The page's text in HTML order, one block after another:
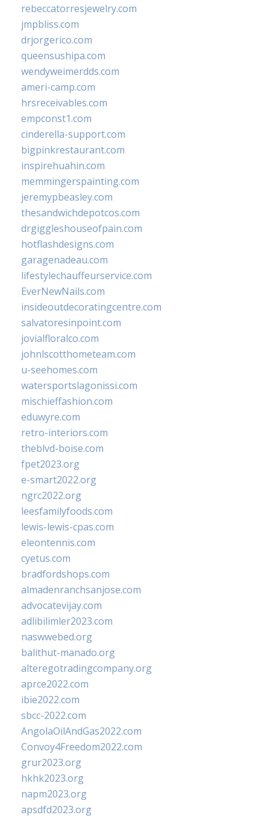
rebeccatorresjewelry.com
jmpbliss.com
drjorgerico.com
queensushipa.com
wendyweimerdds.com
ameri-camp.com
hrsreceivables.com
empconst1.com
cinderella-support.com
bigpinkrestaurant.com
inspirehuahin.com
memmingerspainting.com
jeremypbeasley.com
thesandwichdepotcos.com
drgiggleshouseofpain.com
hotflashdesigns.com
garagenadeau.com
lifestylechauffeurservice.com
EverNewNails.com
insideoutdecoratingcentre.com
salvatoresinpoint.com
jovialfloralco.com
johnlscotthometeam.com
u-seehomes.com
watersportslagonissi.com
mischieffashion.com
eduwyre.com
retro-interiors.com
theblvd-boise.com
fpet2023.org
e-smart2022.org
ngrc2022.org
leesfamilyfoods.com
lewis-lewis-cpas.com
eleontennis.com
cyetus.com
bradfordshops.com
almadenranchsanjose.com
advocatevijay.com
adlibilimler2023.com
naswwebed.org
balithut-manado.org
alteregotradingcompany.org
aprce2022.com
ibie2022.com
sbcc-2022.com
AngolaOilAndGas2022.com
Convoy4Freedom2022.com
grur2023.org
hkhk2023.org
napm2023.org
apsdfd2023.org